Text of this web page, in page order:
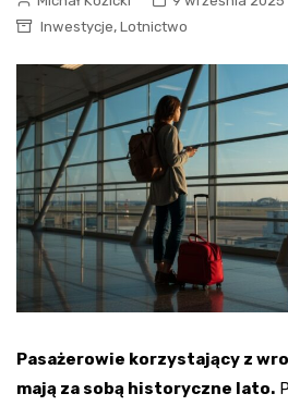
Inwestycje, Lotnictwo
Pasażerowie korzystający z
mają za sobą historyczne lato.